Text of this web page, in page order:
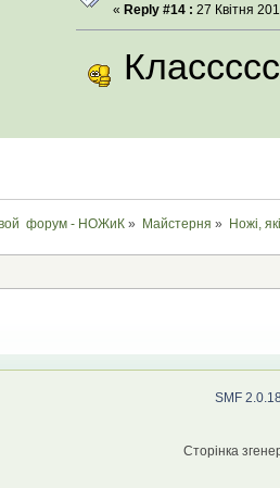
« Reply #14 : 27 Квітня
форум - НОЖиК » Майстерня » Ножі,
SMF
Сторінка